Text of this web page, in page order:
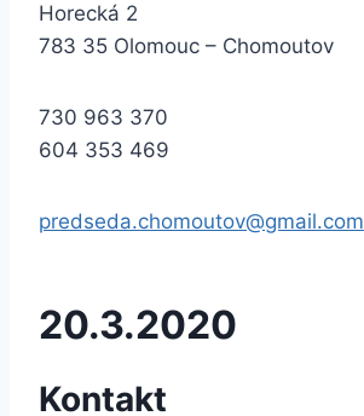
Horecká 2
783 35 Olomouc – Chomoutov
730 963 370
604 353 469
predseda.chomoutov@gmail.com
20.3.2020
Kontakt